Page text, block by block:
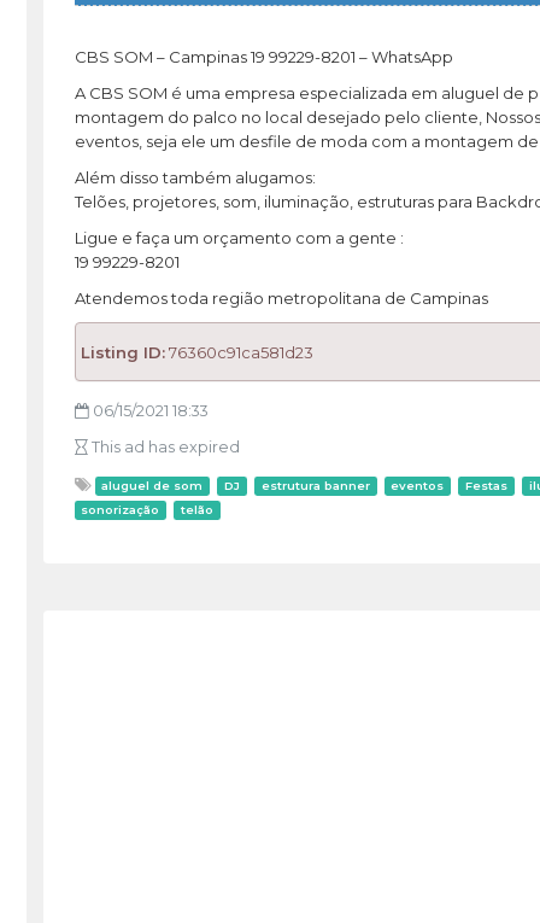
CBS SOM – Campinas 19 99229-8201 – WhatsApp
A CBS SOM é uma empresa especializada em aluguel de
montagem do palco no local desejado pelo cliente,
eventos, seja ele um desfile de moda com a montagem
Além disso também alugamos:
Telões, projetores, som, iluminação, estruturas para
Ligue e faça um orçamento com a gente :
19 99229-8201
Atendemos toda região metropolitana de Campinas
Listing ID:76360c91ca581d23
06/15/2021 18:33
This ad has expired
aluguel de som DJ estrutura banner eventos Festas
sonorização
telão